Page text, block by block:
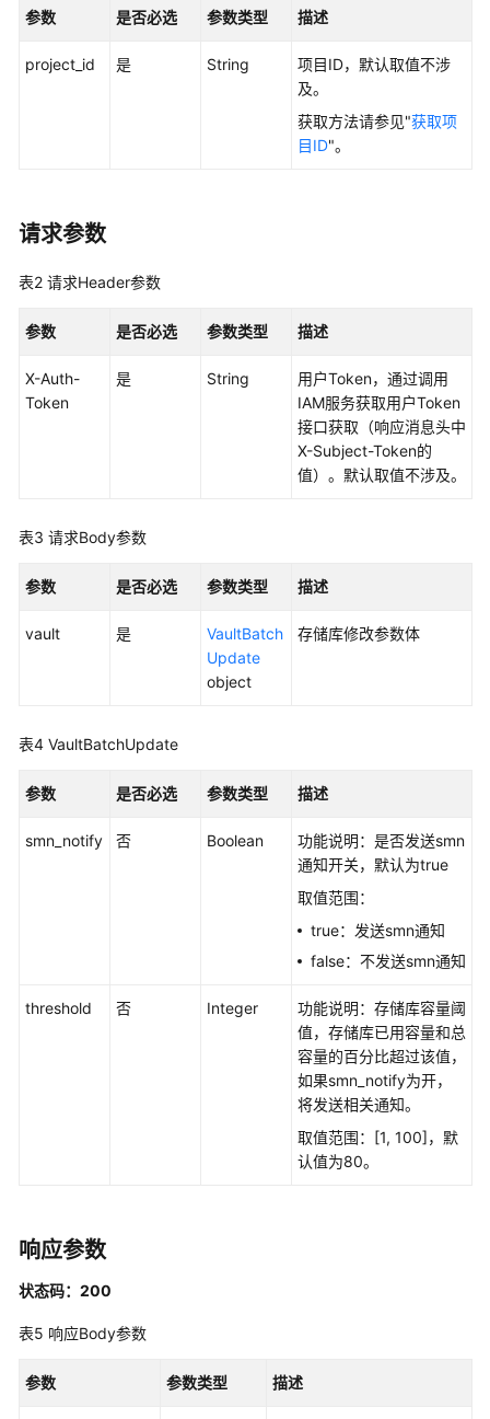
入
合
备
特
指
南
API
参
必
概
API
应
用
备
参数 是否必选 参数类型 描述
project_id 是 String
项目ID，默认取值不涉
及。
获取方法请参见"获取项
目ID"。
请求参数
表2 请求Header参数
参数 是否必选 参数类型 描述
X-Auth-
Token
是 String
用户Token，通过调用
IAM服务获取用户Token
接口获取（响应消息头中
X-Subject-Token的
值）。默认取值不涉及。
表3 请求Body参数
参数 是否必选 参数类型 描述
vault 是
VaultBatch
Update
object
存储库修改参数体
表4 VaultBatchUpdate
参数 是否必选 参数类型 描述
smn_notify 否 Boolean
功能说明：是否发送smn
通知开关，默认为true
取值范围：
true：发送smn通知
false：不发送smn通知
threshold 否 Integer
功能说明：存储库容量阈
值，存储库已用容量和总
容量的百分比超过该值，
如果smn_notify为开，
将发送相关通知。
取值范围：[1, 100]，默
认值为80。
响应参数
状态码：200
表5 响应Body参数
参数 参数类型 描述